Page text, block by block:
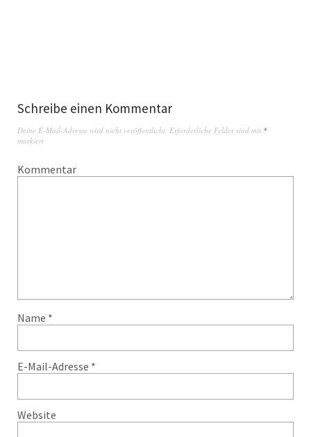
Schreibe einen Kommentar
Deine E-Mail-Adresse wird nicht veröffentlicht. Erforderliche Felder sind mit *
markiert
Kommentar
Name *
E-Mail-Adresse *
Website